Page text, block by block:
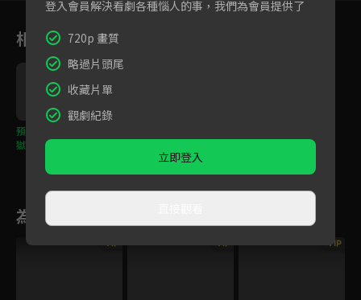
2 3 4 5
相關花絮
預告｜想省錢卻搬進地
獄！怪鄰居圍攻能逃得
為您推薦
VIP VIP VIP
登入會員解決看劇各種惱人的事，我們為會員提供了
720p 畫質
略過片頭尾
收藏片單
觀劇紀錄
立即登入